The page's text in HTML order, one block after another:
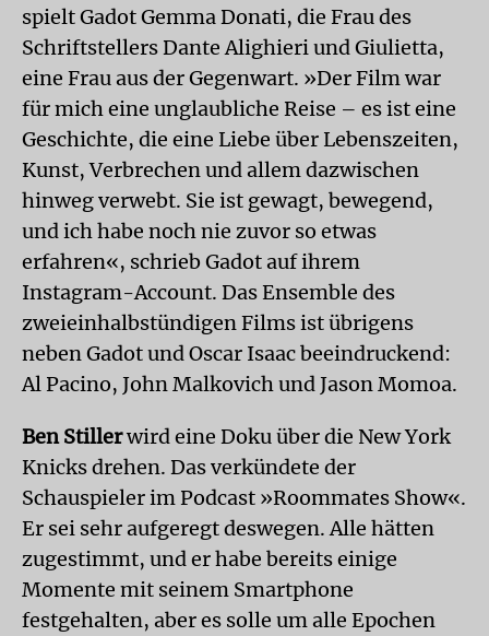
spielt Gadot Gemma Donati, die Frau des
Schriftstellers Dante Alighieri und Giulietta,
eine Frau aus der Gegenwart. »Der Film war
für mich eine unglaubliche Reise – es ist eine
Geschichte, die eine Liebe über Lebenszeiten,
Kunst, Verbrechen und allem dazwischen
hinweg verwebt. Sie ist gewagt, bewegend,
und ich habe noch nie zuvor so etwas
erfahren«, schrieb Gadot auf ihrem
Instagram-Account. Das Ensemble des
zweieinhalbstündigen Films ist übrigens
neben Gadot und Oscar Isaac beeindruckend:
Al Pacino, John Malkovich und Jason Momoa.
Ben Stillerwird eine Doku über die New York
Knicks drehen. Das verkündete der
Schauspieler im Podcast »Roommates Show«.
Er sei sehr aufgeregt deswegen. Alle hätten
zugestimmt, und er habe bereits einige
Momente mit seinem Smartphone
festgehalten, aber es solle um alle Epochen